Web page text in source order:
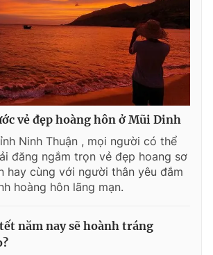
vẻ đẹp hoàng hôn ở Mũi Dinh
Ninh Thuận , mọi người có thể
đăng ngắm trọn vẻ đẹp hoang sơ
hay cùng với người thân yêu đắm
hoàng hôn lãng mạn.
năm nay sẽ hoành tráng